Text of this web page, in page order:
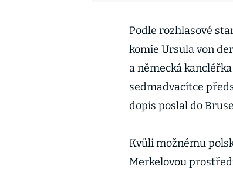
Podle rozhlasové
komie Ursula von
a německá
sedmadvacítce
dopis poslal do
Kvůli možnému
Merkelovou